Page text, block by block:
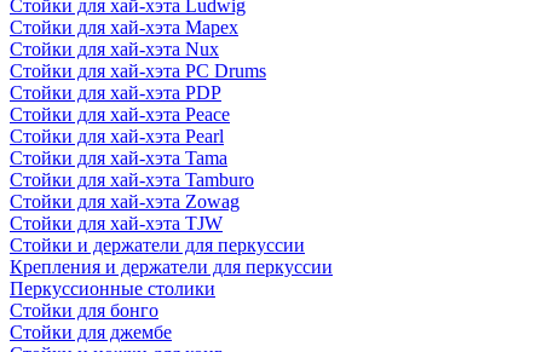
Стойки для хай-хэта Ludwig
Стойки для хай-хэта Mapex
Стойки для хай-хэта Nux
Стойки для хай-хэта PC Drums
Стойки для хай-хэта PDP
Стойки для хай-хэта Peace
Стойки для хай-хэта Pearl
Стойки для хай-хэта Tama
Стойки для хай-хэта Tamburo
Стойки для хай-хэта Zowag
Стойки для хай-хэта TJW
Стойки и держатели для перкуссии
Крепления и держатели для перкуссии
Перкуссионные столики
Стойки для бонго
Стойки для джембе